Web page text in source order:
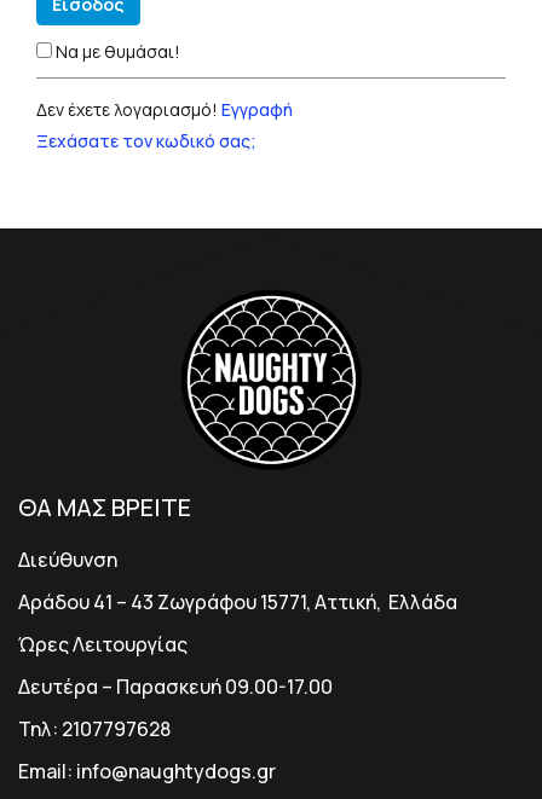
Να με θυμάσαι!
Δεν έχετε λογαριασμό! Εγγραφή
Ξεχάσατε τον κωδικό σας;
ΘΑ ΜΑΣ ΒΡΕΙΤΕ
Διεύθυνση
Αράδου 41 – 43 Ζωγράφου 15771, Αττική, Ελλάδα
Ώρες Λειτουργίας
Δευτέρα – Παρασκευή 09.00-17.00
Τηλ: 2107797628
Email: info@naughtydogs.gr